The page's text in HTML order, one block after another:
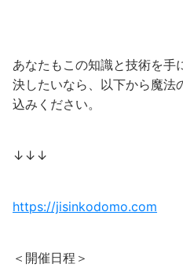
あなたもこの知識と技術を手
決したいなら、以下から魔法
込みください。
↓↓↓
https://jisinkodomo.com
＜開催日程＞